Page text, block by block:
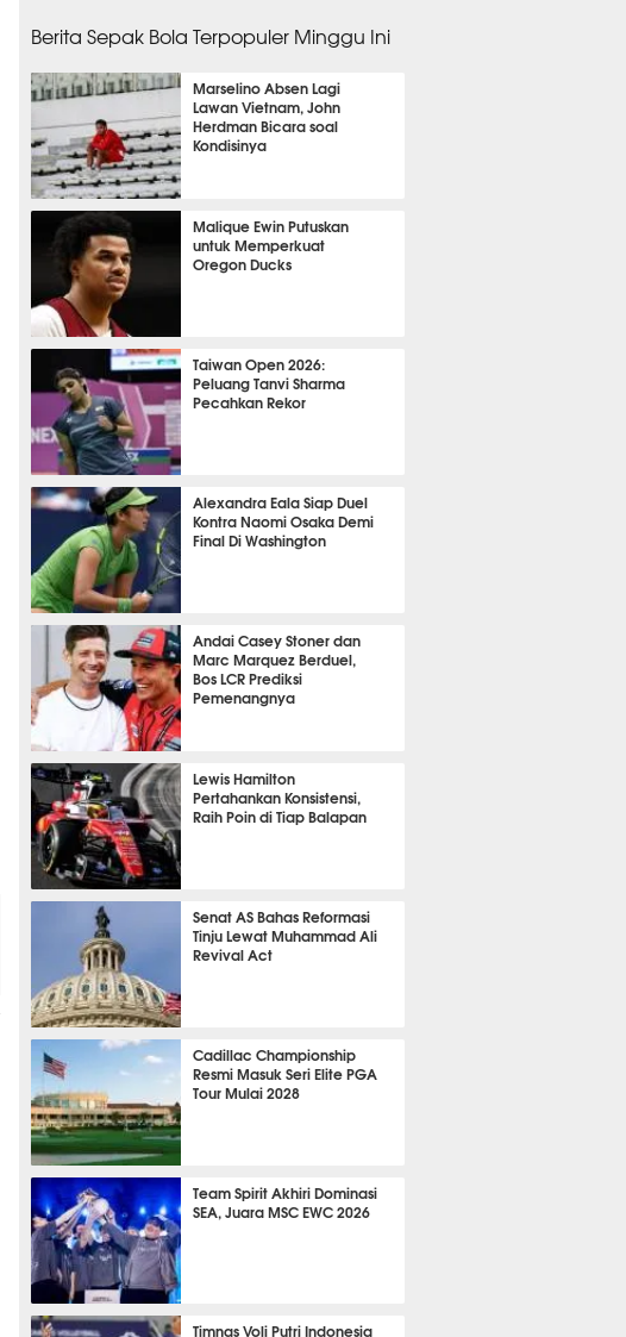
Berita Sepak Bola Terpopuler Minggu Ini
Marselino Absen Lagi
Lawan Vietnam, John
Herdman Bicara soal
Kondisinya
SEPAK BOLA
Malique Ewin Putuskan
untuk Memperkuat
Oregon Ducks
BASKET
Taiwan Open 2026:
Peluang Tanvi Sharma
Pecahkan Rekor
BADMINTON
Alexandra Eala Siap Duel
Kontra Naomi Osaka Demi
Final Di Washington
TENIS
Andai Casey Stoner dan
Marc Marquez Berduel,
Bos LCR Prediksi
Pemenangnya
MOTOGP
Lewis Hamilton
Pertahankan Konsistensi,
Raih Poin di Tiap Balapan
F1
Senat AS Bahas Reformasi
Tinju Lewat Muhammad Ali
Revival Act
TINJU
Cadillac Championship
Resmi Masuk Seri Elite PGA
Tour Mulai 2028
GOLF
Team Spirit Akhiri Dominasi
SEA, Juara MSC EWC 2026
ESPORTS
Timnas Voli Putri Indonesia